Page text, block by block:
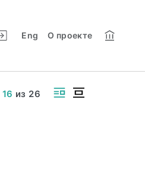
Eng О проекте
16 из 26